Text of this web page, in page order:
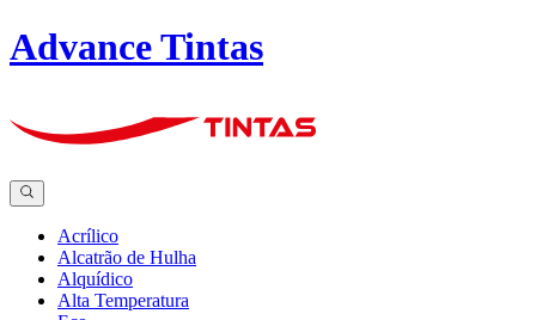
Advance Tintas
Acrílico
Alcatrão de Hulha
Alquídico
Alta Temperatura